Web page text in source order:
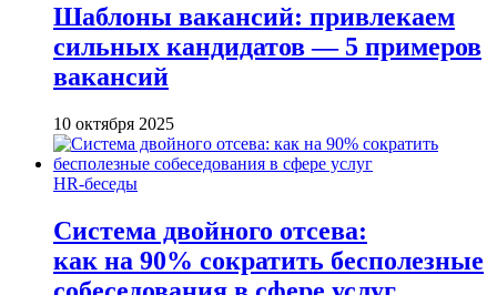
Шаблоны вакансий: привлекаем
сильных кандидатов — 5 примеров
вакансий
10 октября 2025
HR-беседы
Система двойного отсева:
как на 90% сократить бесполезные